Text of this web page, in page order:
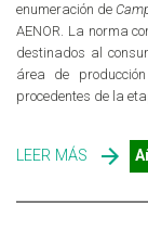
enumeración de
AENOR. La norma
destinados al
área de
procedentes de la
LEER MÁS SOBRE
DE LA